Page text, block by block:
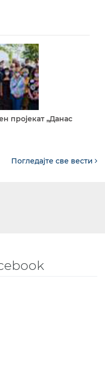
пројекат „Данас
Погледајте све вести